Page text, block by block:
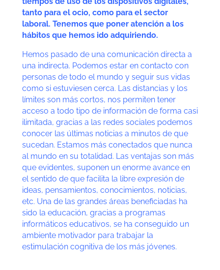
tanto para el ocio, como para el sector
laboral. Tenemos que poner atención a los
hábitos que hemos ido adquiriendo.
Hemos pasado de una comunicación directa a
una indirecta. Podemos estar en contacto con
personas de todo el mundo y seguir sus vidas
como si estuviesen cerca. Las distancias y los
límites son más cortos, nos permiten tener
acceso a todo tipo de información de forma casi
ilimitada, gracias a las redes sociales podemos
conocer las últimas noticias a minutos de que
sucedan. Estamos más conectados que nunca
al mundo en su totalidad. Las ventajas son más
que evidentes, suponen un enorme avance en
el sentido de que facilita la libre expresión de
ideas, pensamientos, conocimientos, noticias,
etc. Una de las grandes áreas beneficiadas ha
sido la educación, gracias a programas
informáticos educativos, se ha conseguido un
ambiente motivador para trabajar la
estimulación cognitiva de los más jóvenes.